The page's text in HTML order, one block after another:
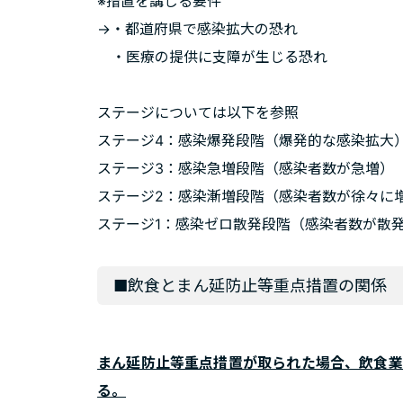
→・都道府県で感染拡大の恐れ
・医療の提供に支障が生じる恐れ
ステージについては以下を参照
ステージ4：感染爆発段階（爆発的な感染拡大
ステージ3：感染急増段階（感染者数が急増）
ステージ2：感染漸増段階（感染者数が徐々に
ステージ1：感染ゼロ散発段階（感染者数が散
■飲食とまん延防止等重点措置の関係
まん延防止等重点措置が取られた場合、飲食
る。